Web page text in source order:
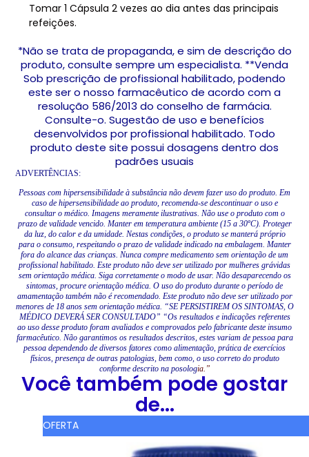
Tomar 1 Cápsula 2 vezes ao dia antes das principais
refeições.
*Não se trata de propaganda, e sim de descrição do
produto, consulte sempre um especialista. **Venda
Sob prescrição de profissional habilitado, podendo
este ser o nosso farmacêutico de acordo com a
resolução 586/2013 do conselho de farmácia.
Consulte-o. Sugestão de uso e benefícios
desenvolvidos por profissional habilitado. Todo
produto deste site possui dosagens dentro dos
padrões usuais
ADVERTÊNCIAS:
Pessoas com hipersensibilidade à substância não devem fazer uso do produto. Em
caso de hipersensibilidade ao produto, recomenda-se descontinuar o uso e
consultar o médico. Imagens meramente ilustrativas. Não use o produto com o
prazo de validade vencido. Manter em temperatura ambiente (15 a 30ºC). Proteger
da luz, do calor e da umidade. Nestas condições, o produto se manterá próprio
para o consumo, respeitando o prazo de validade indicado na embalagem. Manter
fora do alcance das crianças. Nunca compre medicamento sem orientação de um
profissional habilitado. Este produto não deve ser utilizado por mulheres grávidas
sem orientação médica. Siga corretamente o modo de usar. Não desaparecendo os
sintomas, procure orientação médica. O uso do produto durante o período de
amamentação também não é recomendado. Este produto não deve ser utilizado por
menores de 18 anos sem orientação médica. “SE PERSISTIREM OS SINTOMAS, O
MÉDICO DEVERÁ SER CONSULTADO” “Os resultados e indicações referentes
ao uso desse produto foram avaliados e comprovados pelo fabricante deste insumo
farmacêutico. Não garantimos os resultados descritos, estes variam de pessoa para
pessoa dependendo de diversos fatores como alimentação, prática de exercícios
físicos, presença de outras patologias, bem como, o uso correto do produto
conforme descrito na posologia.”
Você também pode gostar
de...
OFERTA